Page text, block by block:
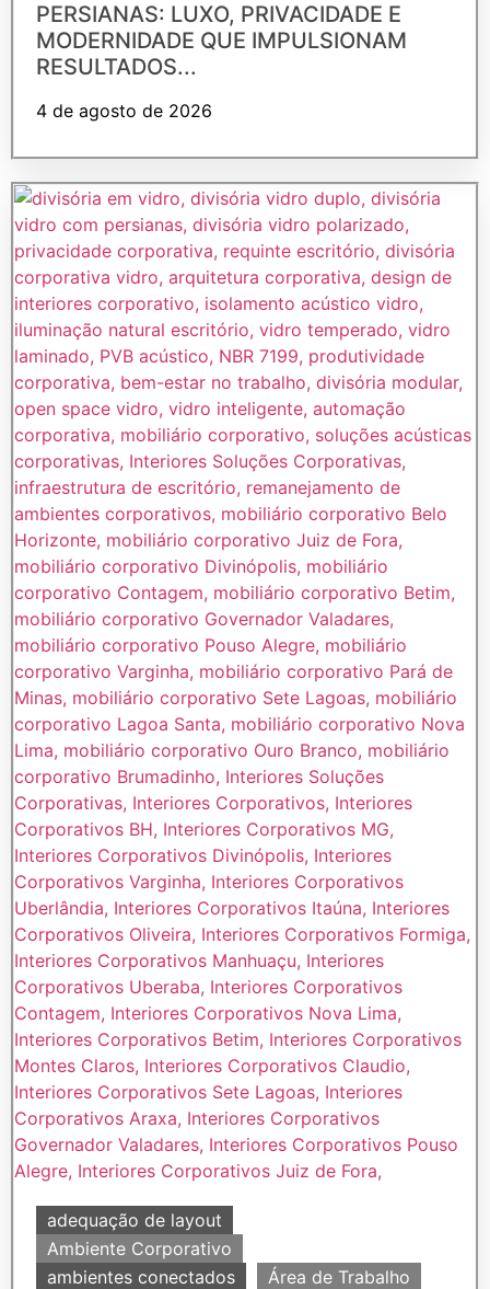
PERSIANAS: LUXO, PRIVACIDADE E
MODERNIDADE QUE IMPULSIONAM
RESULTADOS...
4 de agosto de 2026
adequação de layout
Ambiente Corporativo
ambientes conectados
Área de Trabalho